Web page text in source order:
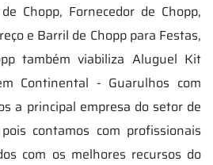
Chopp, Fornecedor de Chopp,
e Barril de Chopp para Festas,
também viabiliza Aluguel Kit
Continental - Guarulhos com
a principal empresa do setor de
contamos com profissionais
com os melhores recursos do